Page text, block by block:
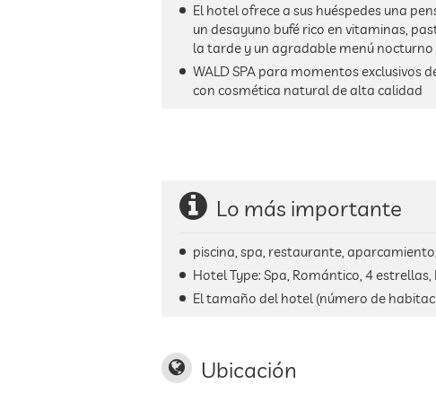
El hotel ofrece a sus huéspedes una
un desayuno bufé rico en vitaminas,
la tarde y un agradable menú
WALD SPA para momentos exclusivos
con cosmética natural de alta calidad
Lo más importante
piscina, spa, restaurante,
Hotel Type: Spa, Romántico, 4
El tamaño del hotel (número de
Ubicación